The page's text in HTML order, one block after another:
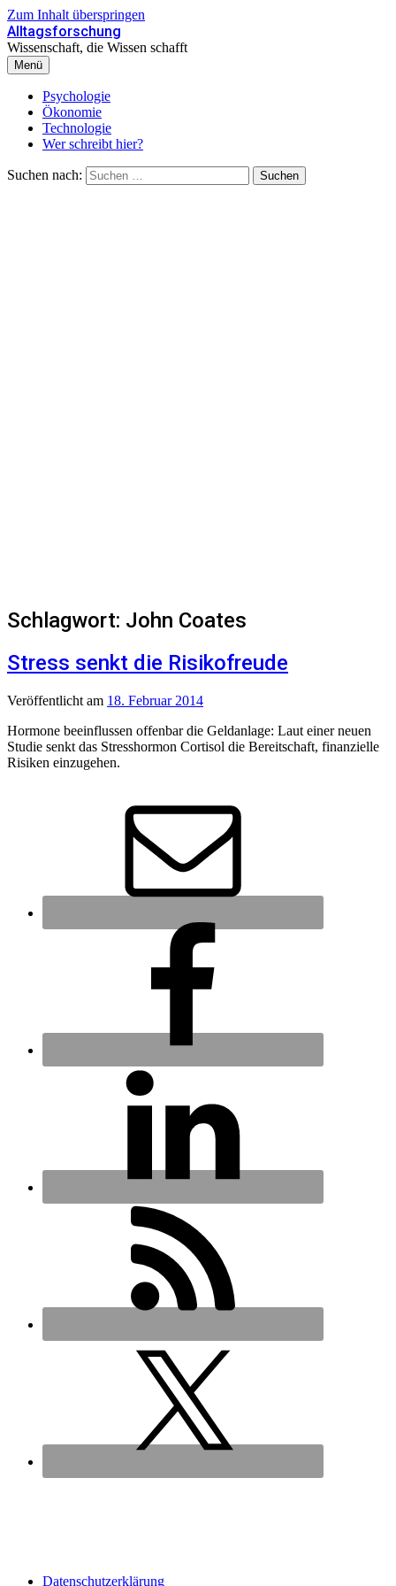
Zum Inhalt überspringen
Alltagsforschung
Wissenschaft, die Wissen schafft
Menü
Psychologie
Ökonomie
Technologie
Wer schreibt hier?
Suchen nach:
Schlagwort: John Coates
Stress senkt die Risikofreude
Veröffentlicht am 18. Februar 2014
Hormone beeinflussen offenbar die Geldanlage: Laut einer neuen
Studie senkt das Stresshormon Cortisol die Bereitschaft, finanzielle
Risiken einzugehen.
Datenschutz­erklärung